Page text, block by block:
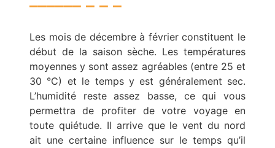
Les mois de décembre à février constituent le
début de la saison sèche. Les températures
moyennes y sont assez agréables (entre 25 et
30 °C) et le temps y est généralement sec.
L’humidité reste assez basse, ce qui vous
permettra de profiter de votre voyage en
toute quiétude. Il arrive que le vent du nord
ait une certaine influence sur le temps qu’il